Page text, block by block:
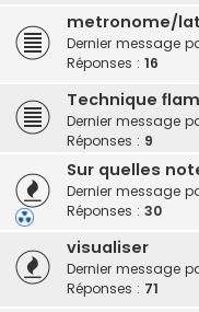
metronome/
Dernier message
Réponses : 16
Technique
Dernier message
Réponses : 9
Sur quelles
Dernier message
Réponses : 30
visualiser
Dernier message
Réponses : 71